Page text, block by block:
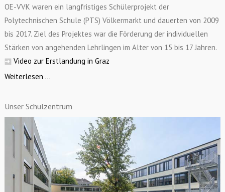
OE-VVK waren ein langfristiges Schülerprojekt der
Polytechnischen Schule (PTS) Völkermarkt und dauerten von 2009
bis 2017. Ziel des Projektes war die Förderung der individuellen
Stärken von angehenden Lehrlingen im Alter von 15 bis 17 Jahren.
Video zur Erstlandung in Graz
Weiterlesen ...
Unser Schulzentrum